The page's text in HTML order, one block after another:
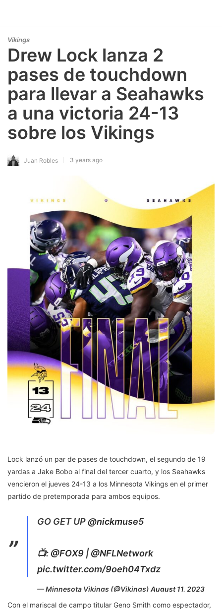
Vikings
Drew Lock lanza 2
pases de touchdown
para llevar a Seahawks
a una victoria 24-13
sobre los Vikings
Juan Robles 3 years ago
Lock lanzó un par de pases de touchdown, el segundo de 19
yardas a Jake Bobo al final del tercer cuarto, y los Seahawks
vencieron el jueves 24-13 a los Minnesota Vikings en el primer
partido de pretemporada para ambos equipos.
GO GET UP@nickmuse5
📺: @FOX9 | @NFLNetwork
pic.twitter.com/9oeh04Txdz
— Minnesota Vikings (@Vikings) August 11, 2023
Con el mariscal de campo titular Geno Smith como espectador,